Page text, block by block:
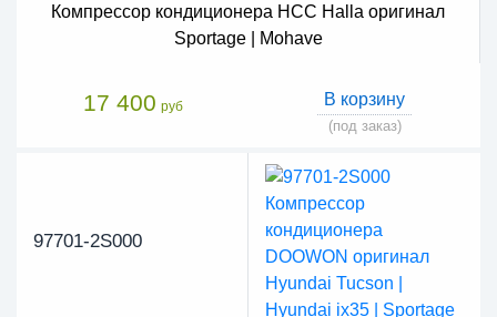
Компрессор кондиционера HCC Halla оригинал
Sportage | Mohave
17 400 руб В корзину
(под заказ)
97701-2S000